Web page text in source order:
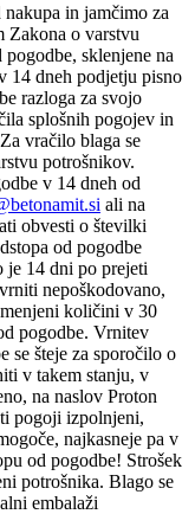
in jamčimo za
Zakona o varstvu
sklenjene na
14 dneh podjetju pisno
razloga za svojo
splošnih pogojev in
vračilo blaga se
potrošnikov.
v 14 dneh od
ali na
obvesti o številki
od pogodbe
je 14 dni po prejeti
nepoškodovano,
količini v 30
pogodbe. Vrnitev
se šteje za sporočilo o
v takem stanju, v
na naslov Proton
pogoji izpolnjeni,
najkasneje pa v
od pogodbe! Strošek
potrošnika. Blago se
embalaži